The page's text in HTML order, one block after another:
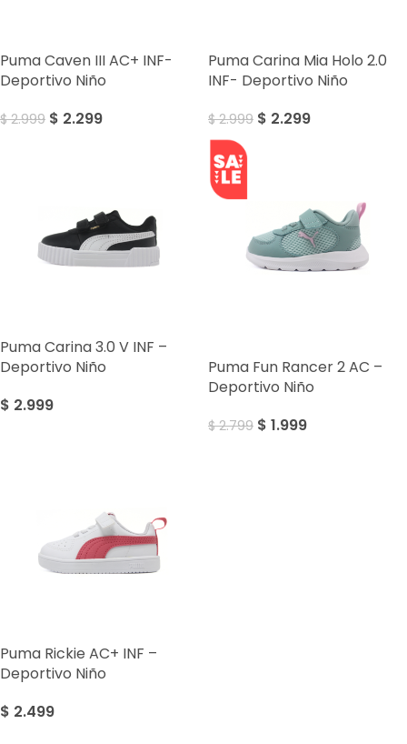
Puma Caven III AC+ INF-
Deportivo Niño
$2.999 $ 2.299
Puma Carina Mia Holo 2.0
INF- Deportivo Niño
$2.999 $ 2.299
Puma Carina 3.0 V INF –
Deportivo Niño
$ 2.999
Puma Fun Rancer 2 AC –
Deportivo Niño
$2.799 $ 1.999
Puma Rickie AC+ INF –
Deportivo Niño
$ 2.499